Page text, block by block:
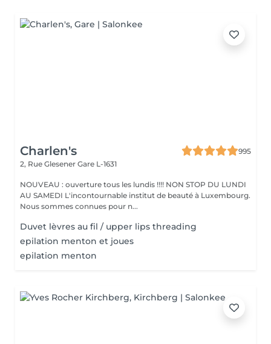
Charlen's
995
2, Rue Glesener Gare L-1631
NOUVEAU : ouverture tous les lundis !!!! NON STOP DU LUNDI
AU SAMEDI L'incontournable institut de beauté à Luxembourg.
Nous sommes connues pour n...
Duvet lèvres au fil / upper lips threading
epilation menton et joues
epilation menton